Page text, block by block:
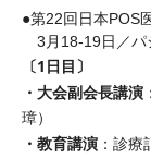
●第22回日本POS
3月18-19日／パ
〔1日目〕
・大会副会長講演
璋）
・教育講演 ：診